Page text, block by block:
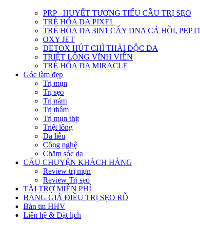
PRP - HUYẾT TƯƠNG TIỂU CẦU TRỊ SẸO
TRẺ HÓA DA PIXEL
TRẺ HÓA DA 3IN1 CẤY DNA CÁ HỒI,
OXY JET
DETOX HÚT CHÌ THẢI ĐỘC DA
TRIỆT LÔNG VĨNH VIỄN
TRẺ HÓA DA MIRACLE
Góc làm đẹp
Trị mụn
Trị sẹo
Trị nám
Trị thâm
Trị mụn thịt
Triệt lông
Da liễu
Công nghệ
Chăm sóc da
CÂU CHUYỆN KHÁCH HÀNG
Review trị mụn
Review Trị sẹo
TÀI TRỢ MIỄN PHÍ
BẢNG GIÁ ĐIỀU TRỊ SẸO RỖ
Bản tin HHV
Liên hệ & Đặt lịch